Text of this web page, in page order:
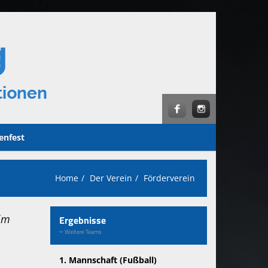
Home Der Verein Förderverein
Ergebnisse
Weitere Teams
1. Mannschaft (Fußball)